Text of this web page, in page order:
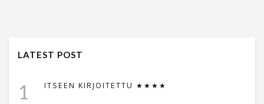
LATEST POST
1 ITSEEN KIRJOITETTU ★★★★